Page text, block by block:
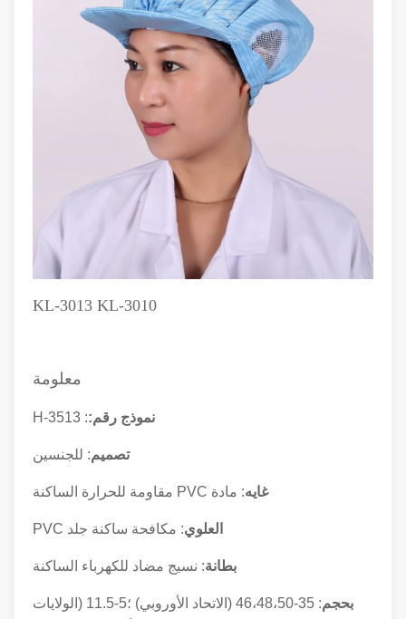
KL-3013 KL-3010
معلومة
نموذج رقم: : H-3513
تصميم: للجنسين
: مادة PVC مقاومة للحرارة الساكنة
العلوي: مكافحة ساكنة جلد PVC
بطانة: نسيج مضاد للكهرباء الساكنة
بحجم
: 35-46،48،50 (الاتحاد الأوروبي) ؛5-11.5 (الولايات